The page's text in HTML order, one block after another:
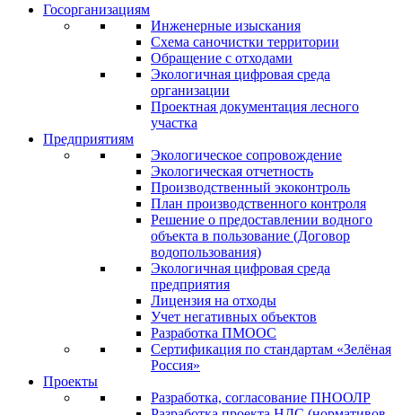
Госорганизациям
Инженерные изыскания
Схема саночистки территории
Обращение с отходами
Экологичная цифровая среда
организации
Проектная документация лесного
участка
Предприятиям
Экологическое сопровождение
Экологическая отчетность
Производственный экоконтроль
План производственного контроля
Решение о предоставлении водного
объекта в пользование (Договор
водопользования)
Экологичная цифровая среда
предприятия
Лицензия на отходы
Учет негативных объектов
Разработка ПМООС
Сертификация по стандартам «Зелёная
Россия»
Проекты
Разработка, согласование ПНООЛР